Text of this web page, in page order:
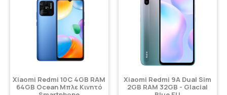
Xiaomi Redmi 10C 4GB RAM
64GB Ocean Μπλε Κινητό
Xiaomi Redmi 9A Dual Sim
2GB RAM 32GB - Glacial